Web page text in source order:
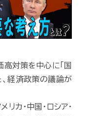
対策を中心に「国
、経済政策の議論が
カ・中国・ロシア・